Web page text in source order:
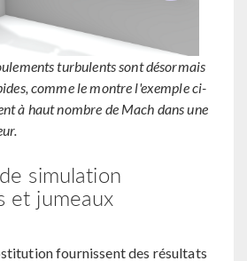
turbulents sont désormais
comme le montre l'exemple ci-
à haut nombre de Mach dans une
simulation
et jumeaux
fournissent des résultats